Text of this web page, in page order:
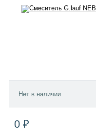
Нет в наличии
0 ₽